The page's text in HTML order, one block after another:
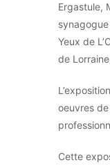
Ergastule,
Yeux de
de
L’exposition
oeuvres
Cette